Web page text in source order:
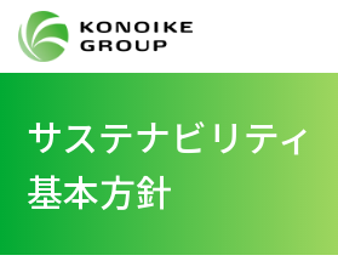
Who we are
企業情報
サステナビリティ
基本方針